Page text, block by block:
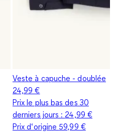
Veste à capuche - doublée
24,99 €
Prix le plus bas des 30
derniers jours : 24,99 €
Prix d‘origine 59,99 €